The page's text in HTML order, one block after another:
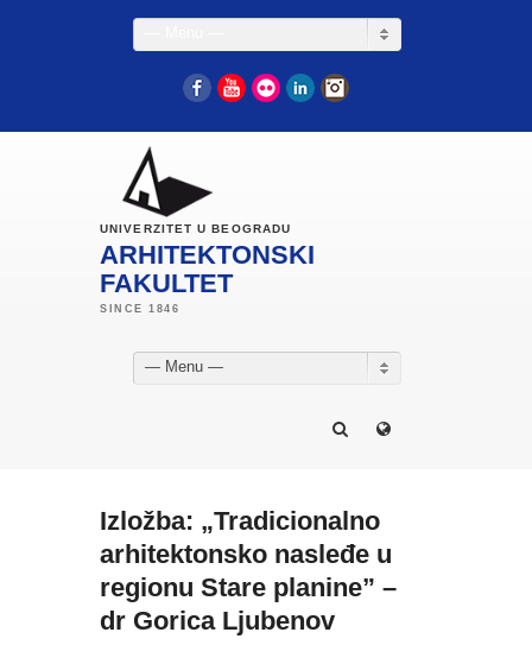
FacebookYouTube
Flickr LinkedIn
UNIVERZITET U BEOGRADU
ARHITEKTONSKI
FAKULTET
— Menu —
Izložba: „Tradicionalno
arhitektonsko nasleđe u
regionu Stare planine” –
dr Gorica Ljubenov